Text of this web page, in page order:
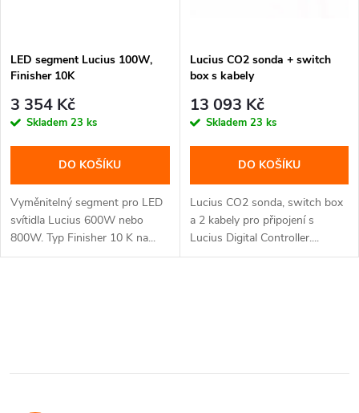
r
o
d
u
k
p
r
o
u
k
LED segment Lucius 100W,
Finisher 10K
3 354 Kč
Skladem 23 ks
DO KOŠÍKU
Vyměnitelný segment pro LED
svítidla Lucius 600W nebo
800W. Typ Finisher 10 K na...
Lucius CO2 sonda + switch
box s kabely
13 093 Kč
Skladem 23 ks
DO KOŠÍKU
Lucius CO2 sonda, switch box
a 2 kabely pro připojení s
Lucius Digital Controller....
l